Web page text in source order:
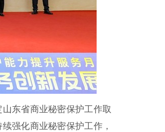
东省商业秘密保护工作取
强化商业秘密保护工作，